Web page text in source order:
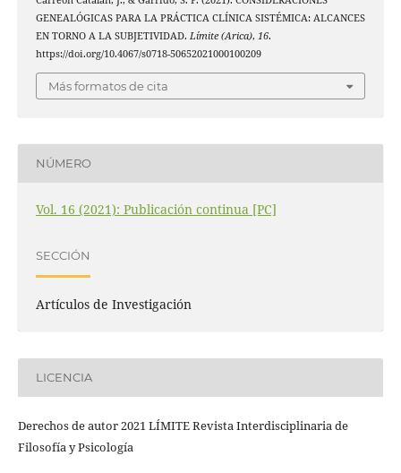
GENEALÓGICAS PARA LA PRÁCTICA CLÍNICA SISTÉMICA: ALCANCES
EN TORNO A LA SUBJETIVIDAD. Límite (Arica), 16.
https://doi.org/10.4067/s0718-50652021000100209
Más formatos de cita
NÚMERO
Vol. 16 (2021): Publicación continua [PC]
SECCIÓN
Artículos de Investigación
LICENCIA
Derechos de autor 2021 LÍMITE Revista Interdisciplinaria de
Filosofía y Psicología